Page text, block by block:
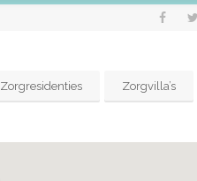
Zorgresidenties Zorgvilla’s